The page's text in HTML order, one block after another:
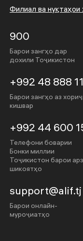
Филиал ва нуқтаҳои
900
Барои зангҳо дар
дохили Тоҷикистон
+992 48 888
Барои зангҳо аз
кишвар
+992 44 600
Телефони боварии
Бонки миллии
Тоҷикистон барои
шикоятҳо
support@alif.tj
Барои онлайн-
муроҷиатҳо